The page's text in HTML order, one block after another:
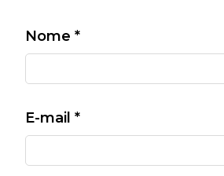
Nome *
E-mail *